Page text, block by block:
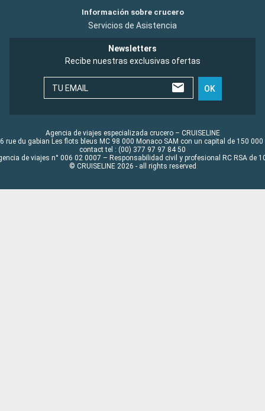
Información sobre crucero
Servicios de Asistencia
Newsletters
Recibe nuestras exclusivas ofertas
TU EMAIL OK
Agencia de viajes especializada crucero – CRUISELINE
rue du gabian Les flots bleus MC 98 000 Monaco SAM con un capital de 150 000
contact tel : (00) 377 97 97 84 50
de viajes n° 006 02 0007 – Responsabilidad civil y profesional RC RSA de
© CRUISELINE 2026 - all rights reserved